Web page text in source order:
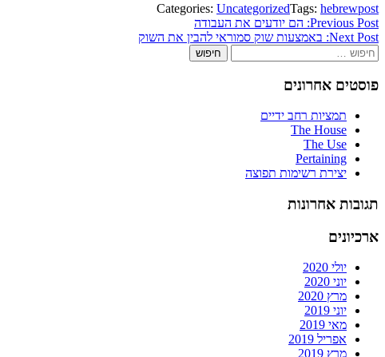
Categories: UncategorizedTags: hebrewpost
ניווט
Previous Post: הם יודעים את העבודה
Next Post: באמצעות שוק סמוראי להבין את השוק
חיפוש:
פוסטים אחרונים
תמציות רחב ידיים
The House
The Use
Pertaining
יצירת רשימות תפוצה
תגובות אחרונות
ארכיונים
יולי 2020
יוני 2020
מרץ 2020
יוני 2019
מאי 2019
אפריל 2019
מרץ 2019